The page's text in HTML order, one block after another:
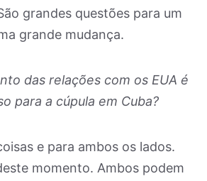
grandes questões para um
grande mudança.
das relações com os EUA é
para a cúpula em Cuba?
e para ambos os lados.
momento. Ambos podem